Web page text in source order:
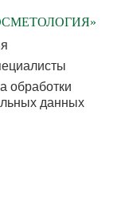
обработки
данных